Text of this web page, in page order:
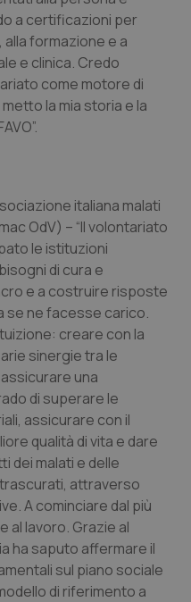
a certificazioni per
alla formazione e a
e clinica. Credo
come motore di
la mia storia e la
italiana malati
OdV) – “Il volontariato
le istituzioni
di cura e
e a costruire risposte
se ne facesse carico.
creare con la
sinergie tra le
una
di superare le
assicurare con il
qualità di vita e dare
dei malati e delle
attraverso
A cominciare dal più
al lavoro. Grazie al
ha saputo affermare il
sul piano sociale
di riferimento a
www.quotidianosanita.it